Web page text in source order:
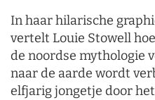
In haar hilarische
vertelt Louie Stowell
de noordse mythologie
naar de aarde wordt
elfjarig jongetje door